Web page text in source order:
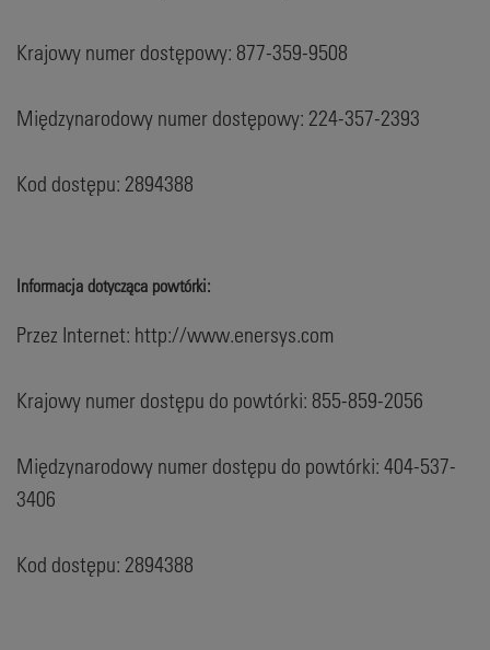
Krajowy numer dostępowy: 877-359-9508
Międzynarodowy numer dostępowy: 224-357-2393
Kod dostępu: 2894388
Informacja dotycząca powtórki:
Przez Internet: http://www.enersys.com
Krajowy numer dostępu do powtórki: 855-859-2056
Międzynarodowy numer dostępu do powtórki: 404-537-
3406
Kod dostępu: 2894388